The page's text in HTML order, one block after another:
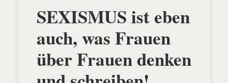
SEXISMUS ist eben
auch, was Frauen
über Frauen denken